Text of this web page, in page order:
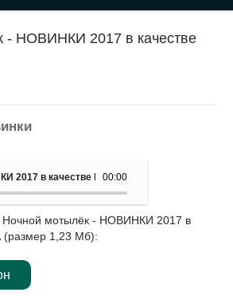
- НОВИНКИ 2017 в качестве
00:00
2017 в качестве РИНГТОНА - Ночной
Ночной мотылёк - НОВИНКИ 2017 в
(размер 1,23 Мб):